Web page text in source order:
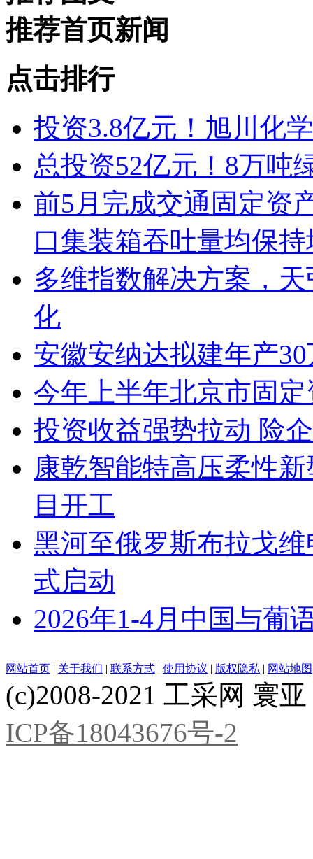
推荐首页新闻
点击排行
投资3.8亿元！旭川化
总投资52亿元！8万吨
前5月完成交通固定资
口集装箱吞吐量均保
多维指数解决方案，
化
安徽安纳达拟建年产
今年上半年北京市固
投资收益强势拉动 险
康乾智能特高压柔性
目开工
黑河至俄罗斯布拉戈
式启动
2026年1-4月中国与葡
网站首页 | 关于我们 | 联系方式 | 使用协议 | 版权隐私 | 网站地图
(c)2008-2021 工采网 寰
ICP备18043676号-2